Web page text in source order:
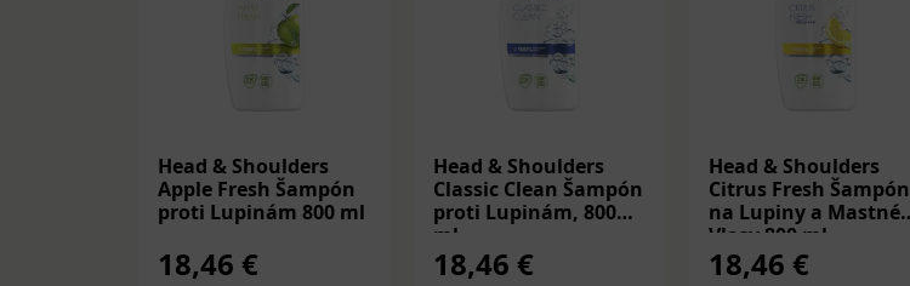
Head & Shoulders
Apple Fresh Šampón
proti Lupinám 800 ml
18,46 €
Head & Shoulders
Classic Clean Šampón
proti Lupinám, 800
ml
18,46 €
Head & Shoulders
Citrus Fresh Šampón
na Lupiny a Mastné
Vlasy 800 ml
18,46 €